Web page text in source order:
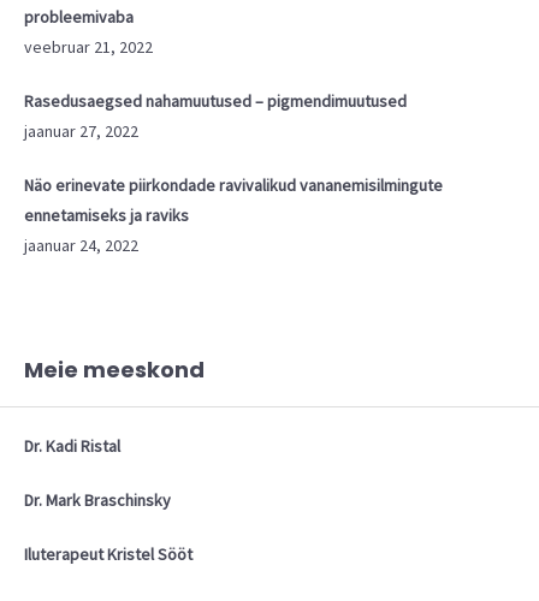
probleemivaba
veebruar 21, 2022
Rasedusaegsed nahamuutused – pigmendimuutused
jaanuar 27, 2022
Näo erinevate piirkondade ravivalikud vananemisilmingute
ennetamiseks ja raviks
jaanuar 24, 2022
Meie meeskond
Dr. Kadi Ristal
Dr. Mark Braschinsky
Iluterapeut Kristel Sööt